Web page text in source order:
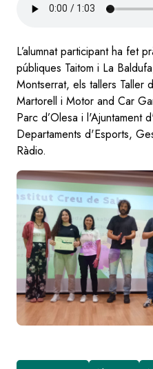
L’alumnat participant ha fet
públiques Taitom i La
Montserrat, els tallers Taller
Martorell i Motor and Car
Parc d’Olesa i l'Ajuntament
Departaments d'Esports,
Ràdio.